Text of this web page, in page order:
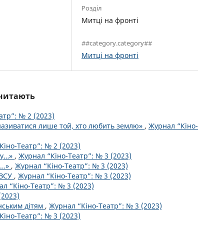
Розділ
Митці на фронті
##category.category##
Митці на фронті
№ 2 (2023)
лише той, хто любить землю» , Журнал “Кіно-
Театр”: № 2 (2023)
, Журнал “Кіно-Театр”: № 3 (2023)
, Журнал “Кіно-Театр”: № 3 (2023)
, Журнал “Кіно-Театр”: № 3 (2023)
“Кіно-Театр”: № 3 (2023)
дітям , Журнал “Кіно-Театр”: № 3 (2023)
Театр”: № 3 (2023)